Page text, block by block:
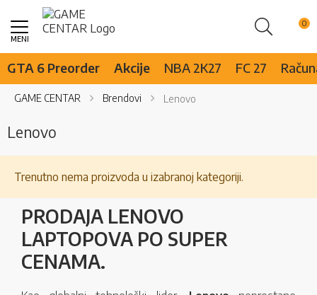
Pretraži
Skip
Content
GTA 6 Preorder Akcije NBA 2K27 FC 27
GAME CENTAR Brendovi Lenovo
Lenovo
Trenutno nema proizvoda u izabranoj kategoriji.
PRODAJA LENOVO
LAPTOPOVA PO SUPER
CENAMA.